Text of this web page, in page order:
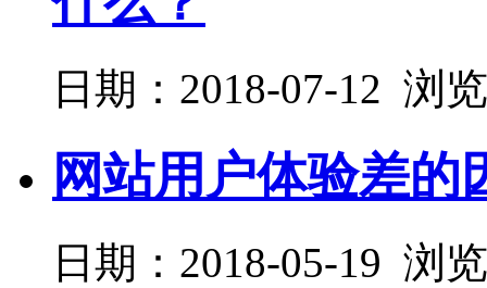
日期：2018-07-12 浏
网站用户体验差的
日期：2018-05-19 浏